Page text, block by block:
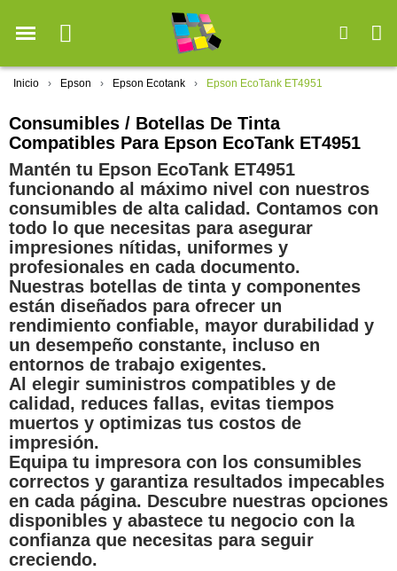
Inicio Epson Epson Ecotank Epson EcoTank ET4951
Consumibles / Botellas De Tinta
Compatibles Para Epson EcoTank ET4951
Mantén tu Epson EcoTank ET4951
funcionando al máximo nivel con nuestros
consumibles de alta calidad. Contamos con
todo lo que necesitas para asegurar
impresiones nítidas, uniformes y
profesionales en cada documento.
Nuestras botellas de tinta y componentes
están diseñados para ofrecer un
rendimiento confiable, mayor durabilidad y
un desempeño constante, incluso en
entornos de trabajo exigentes.
Al elegir suministros compatibles y de
calidad, reduces fallas, evitas tiempos
muertos y optimizas tus costos de
impresión.
Equipa tu impresora con los consumibles
correctos y garantiza resultados impecables
en cada página. Descubre nuestras opciones
disponibles y abastece tu negocio con la
confianza que necesitas para seguir
creciendo.